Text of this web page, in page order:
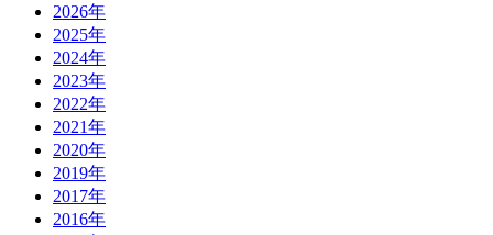
2026年
2025年
2024年
2023年
2022年
2021年
2020年
2019年
2017年
2016年